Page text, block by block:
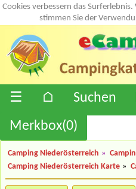
Cookies verbessern das
stimmen Sie der
☰ ⌂ Suchen
Merkbox(0)
Camping Niederösterreich »
Camping Niederösterreich Karte »